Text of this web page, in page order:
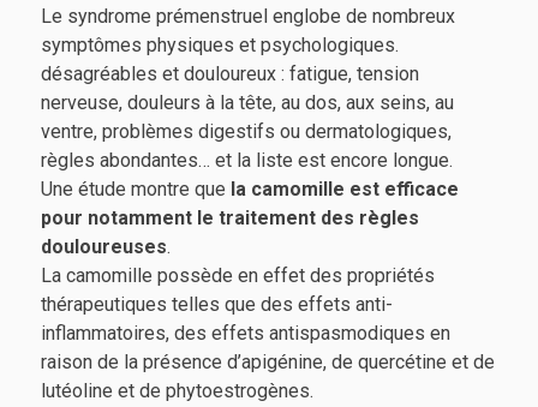
Le syndrome prémenstruel englobe de nombreux
symptômes physiques et psychologiques.
désagréables et douloureux : fatigue, tension
nerveuse, douleurs à la tête, au dos, aux seins, au
ventre, problèmes digestifs ou dermatologiques,
règles abondantes… et la liste est encore longue.
Une étude montre que la camomille est efficace
pour notamment le traitement des règles
douloureuses.
La camomille possède en effet des propriétés
thérapeutiques telles que des effets anti-
inflammatoires, des effets antispasmodiques en
raison de la présence d’apigénine, de quercétine et de
lutéoline et de phytoestrogènes.